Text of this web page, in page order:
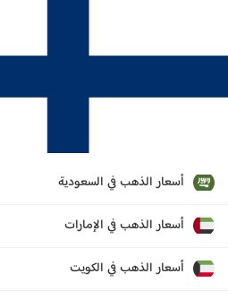
أسعار الذهب في السعودية
أسعار الذهب في الإمارات
أسعار الذهب في الكويت